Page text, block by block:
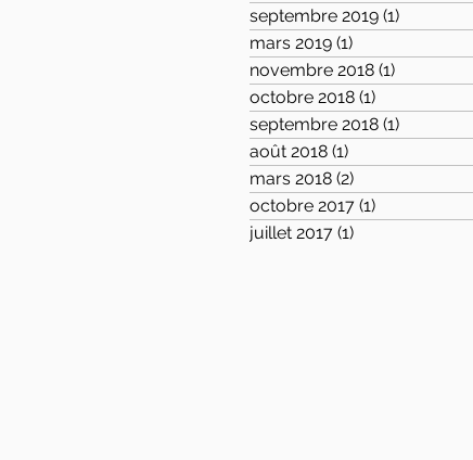
septembre 2019 (1)
mars 2019 (1)
novembre 2018 (1)
octobre 2018 (1)
septembre 2018 (1)
août 2018 (1)
mars 2018 (2)
octobre 2017 (1)
juillet 2017 (1)